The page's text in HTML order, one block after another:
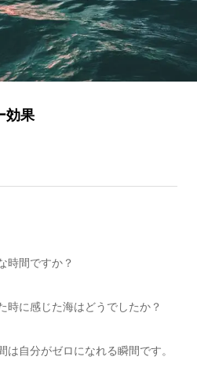
効果
時間ですか？
時に感じた海はどうでしたか？
自分がゼロになれる瞬間です。